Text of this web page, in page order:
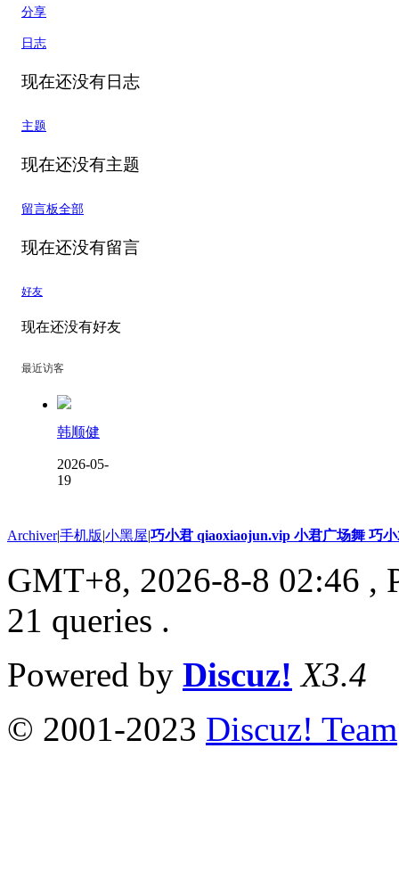
分享
日志
现在还没有日志
主题
现在还没有主题
留言板全部
现在还没有留言
好友
现在还没有好友
最近访客
韩顺健
2026-05-
19
Archiver|手机版|小黑屋|巧小君 qiaoxiaojun.vip 小君广场舞 巧
GMT+8, 2026-8-8 02:46 ,
21 queries .
Powered by Discuz! X3.4
© 2001-2023 Discuz! Team